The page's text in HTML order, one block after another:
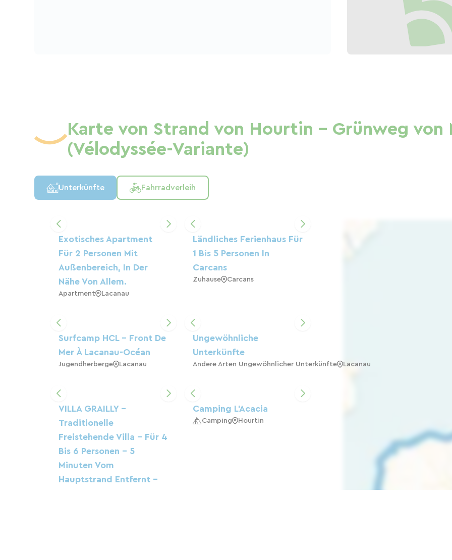
Karte von Strand von Hourtin – Grünweg von
(Vélodyssée-Variante)
Unterkünfte Fahrradverleih
Exotisches Apartment
Für 2 Personen Mit
Außenbereich, In Der
Nähe Von Allem.
Apartment Lacanau
Ländliches Ferienhaus Für
1 Bis 5 Personen In
Carcans
Zuhause Carcans
Surfcamp HCL – Front De
Mer À Lacanau-Océan
Jugendherberge Lacanau
Ungewöhnliche
Unterkünfte
Andere Arten Ungewöhnlicher Unterkünfte Lacanau
VILLA GRAILLY -
Traditionelle
Freistehende Villa - Für 4
Bis 6 Personen - 5
Minuten Vom
Hauptstrand Entfernt -
Camping L'Acacia
Camping Hourtin